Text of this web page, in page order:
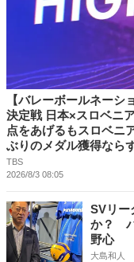
【バレーボールネーシ
決定戦 日本×スロベニ
点をあげるもスロベニ
ぶりのメダル獲得なら
TBS
2026/8/3 08:05
SVリー
か？ パ
野心
大島和人